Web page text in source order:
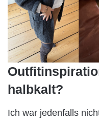
halbkalt?
Ich war jedenfalls